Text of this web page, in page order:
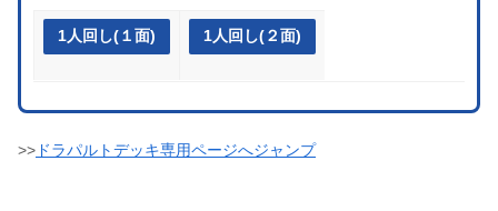
1人回し(１面) 1人回し(２面)
>> ドラパルトデッキ専用ページへジャンプ